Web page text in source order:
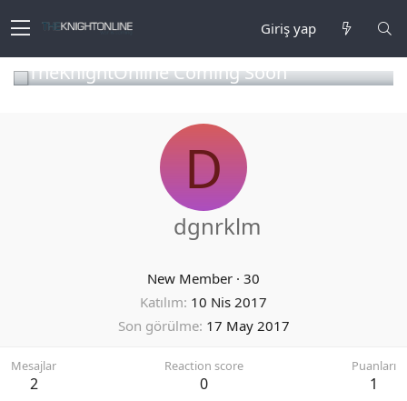
Giriş yap
TheKnightOnline Coming Soon
D
dgnrklm
New Member · 30
Katılım 10 Nis 2017
Son görülme 17 May 2017
Mesajlar
2
Reaction score
0
Puanları
1